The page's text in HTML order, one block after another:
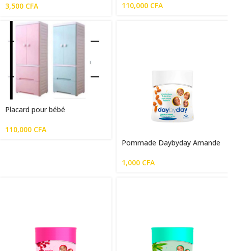
3,500 CFA 110,000 CFA
Placard pour bébé
110,000 CFA
Pommade Daybyday Amande
1,000 CFA